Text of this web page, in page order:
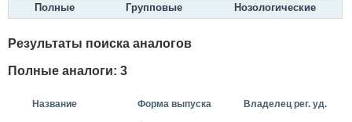
Полные Групповые Нозологические
Результаты поиска аналогов
Полные аналоги: 3
Название Форма выпуска Владелец рег. уд.